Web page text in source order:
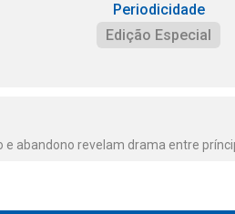
Periodicidade
Edição Especial
abandono revelam drama entre